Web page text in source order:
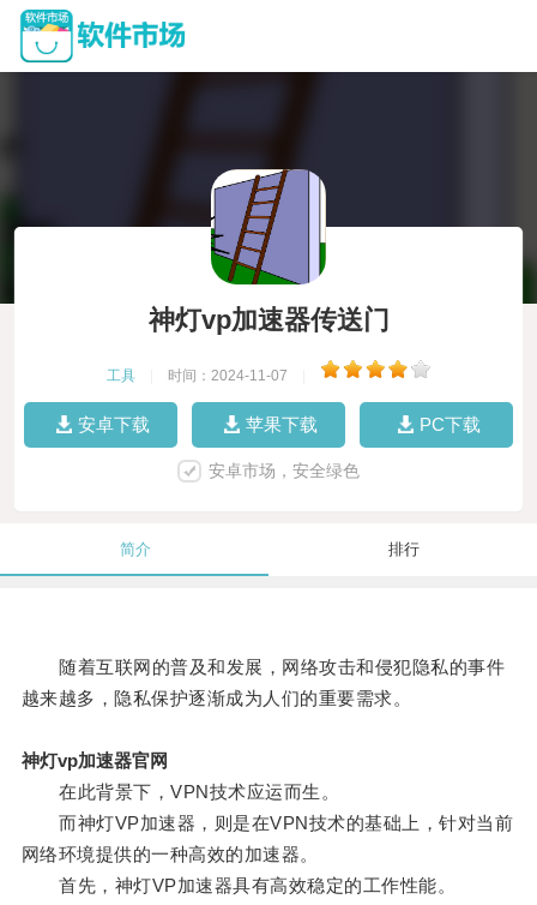
神灯vp加速器传送门
工具 时间：2024-11-07
安卓下载 苹果下载 PC下载
安卓市场，安全绿色
简介 排行
随着互联网的普及和发展，网络攻击和侵犯隐私的事件
越来越多，隐私保护逐渐成为人们的重要需求。
神灯vp加速器官网
在此背景下，VPN技术应运而生。
而神灯VP加速器，则是在VPN技术的基础上，针对当前
网络环境提供的一种高效的加速器。
首先，神灯VP加速器具有高效稳定的工作性能。